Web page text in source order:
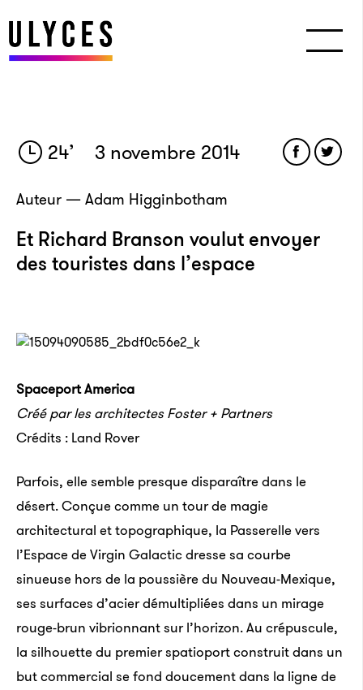
24’ 3 novembre 2014
Auteur — Adam Higginbotham
Et Richard Branson voulut envoyer
des touristes dans l’espace
Spaceport America
Créé par les architectes Foster + Partners
Crédits : Land Rover
Parfois, elle semble presque disparaître dans le
désert. Conçue comme un tour de magie
architectural et topographique, la Passerelle vers
l’Espace de Virgin Galactic dresse sa courbe
sinueuse hors de la poussière du Nouveau-Mexique,
ses surfaces d’acier démultipliées dans un mirage
rouge-brun vibrionnant sur l’horizon. Au crépuscule,
la silhouette du premier spatioport construit dans un
but commercial se fond doucement dans la ligne de